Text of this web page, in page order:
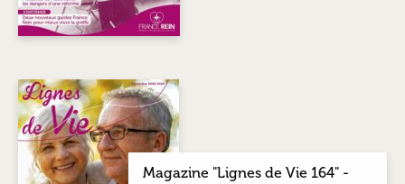
Magazine "Lignes de Vie 164" -